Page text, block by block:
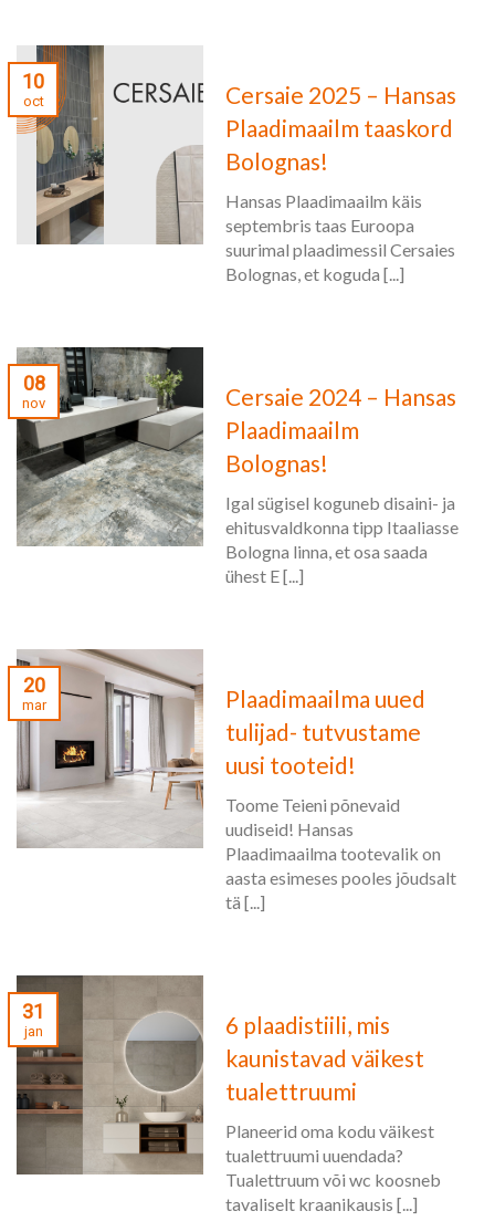
10
oct
Cersaie 2025 – Hansas
Plaadimaailm taaskord
Bolognas!
Hansas Plaadimaailm käis
septembris taas Euroopa
suurimal plaadimessil Cersaies
Bolognas, et koguda [...]
08
nov
Cersaie 2024 – Hansas
Plaadimaailm
Bolognas!
Igal sügisel koguneb disaini- ja
ehitusvaldkonna tipp Itaaliasse
Bologna linna, et osa saada
ühest E [...]
20
mar
Plaadimaailma uued
tulijad- tutvustame
uusi tooteid!
Toome Teieni põnevaid
uudiseid! Hansas
Plaadimaailma tootevalik on
aasta esimeses pooles jõudsalt
tä [...]
31
jan
6 plaadistiili, mis
kaunistavad väikest
tualettruumi
Planeerid oma kodu väikest
tualettruumi uuendada?
Tualettruum või wc koosneb
tavaliselt kraanikausis [...]